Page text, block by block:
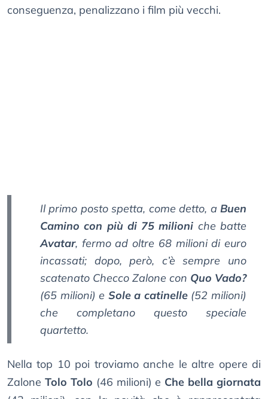
conseguenza, penalizzano i film più vecchi.
Il primo posto spetta, come detto, a Buen
Camino con più di 75 milioni che batte
Avatar, fermo ad oltre 68 milioni di euro
incassati; dopo, però, c’è sempre uno
scatenato Checco Zalone con Quo Vado?
(65 milioni) e Sole a catinelle(52 milioni)
che completano questo speciale
quartetto.
Nella top 10 poi troviamo anche le altre opere di
Zalone Tolo Tolo (46 milioni) e Che bella giornata